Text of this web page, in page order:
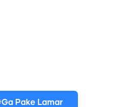
Pake Lamar